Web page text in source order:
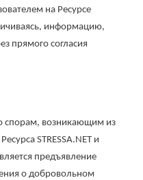
на Ресурсе
информацию,
прямого согласия
спорам, возникающим из
STRESSA.NET и
предъявление
о добровольном